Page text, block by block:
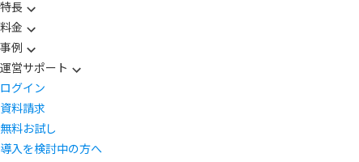
特長
料金
事例
運営サポート
ログイン
資料請求
無料お試し
導入を検討中の方へ